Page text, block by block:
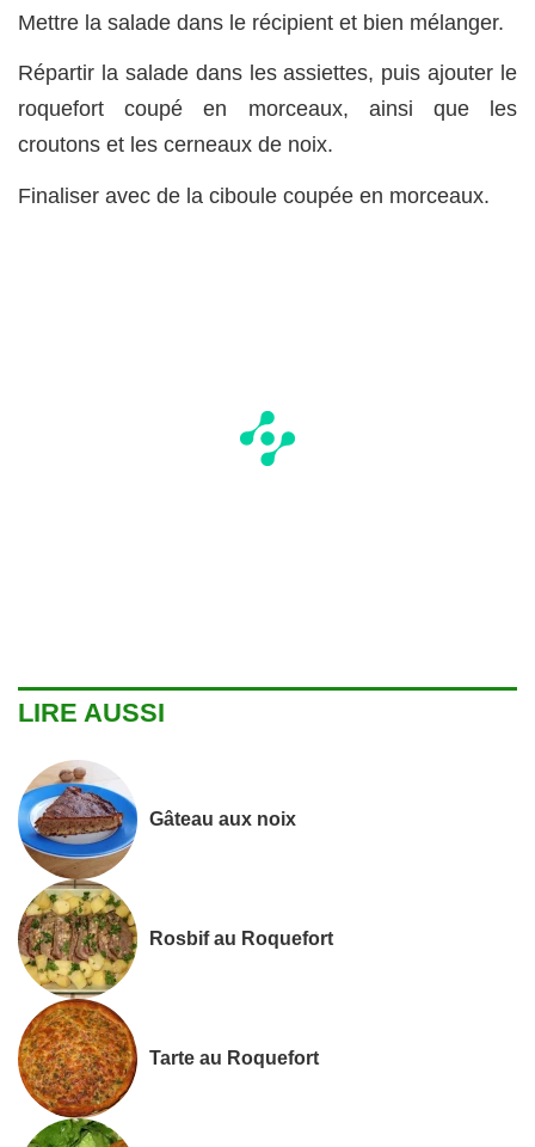
Mettre la salade dans le récipient et bien mélanger.
Répartir la salade dans les assiettes, puis ajouter le
roquefort coupé en morceaux, ainsi que les
croutons et les cerneaux de noix.
Finaliser avec de la ciboule coupée en morceaux.
LIRE AUSSI
Gâteau aux noix
Rosbif au Roquefort
Tarte au Roquefort